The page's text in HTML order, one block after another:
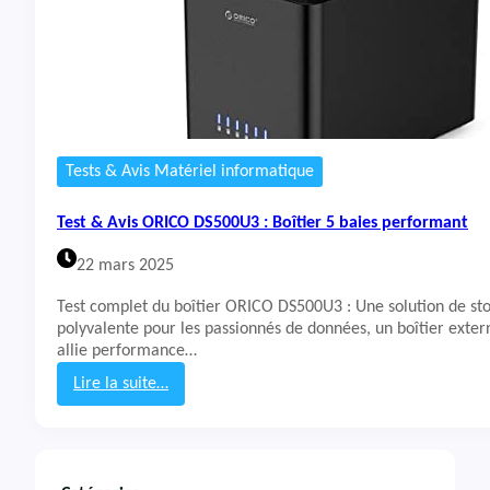
Tests & Avis Matériel informatique
Test & Avis ORICO DS500U3 : Boîtier 5 baies performant
22 mars 2025
Test complet du boîtier ORICO DS500U3 : Une solution de
polyvalente pour les passionnés de données, un boîtier
allie performance…
Lire la suite…
: